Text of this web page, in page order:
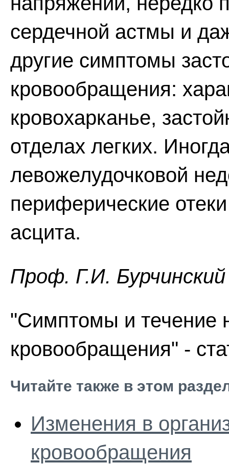
сердечной астмы и
другие симптомы
кровообращения:
кровохарканье,
отделах легких.
левожелудочковой
периферические
асцита.
Проф. Г.И. Бурчинский
"Симптомы и течение
кровообращения" -
Читайте также в этом
Изменения в
кровообращения